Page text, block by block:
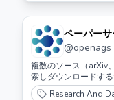
ペーパー
@openags
複数のソース（arXiv
索しダウンロードする
Research And